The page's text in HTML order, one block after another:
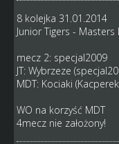
8 kolejka 31.01.2014
Junior Tigers -
mecz 2: specjal2009
JT: Wybrzeze
MDT: Kociaki
WO na korzyść MDT
4mecz nie założony!